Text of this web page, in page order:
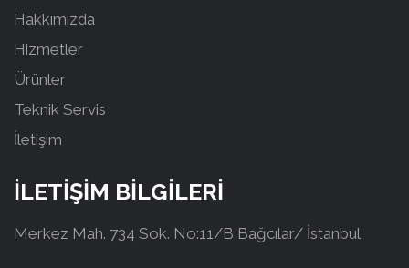
Hakkımızda
Hizmetler
Ürünler
Teknik Servis
İletişim
İLETİŞİM BİLGİLERİ
Merkez Mah. 734 Sok. No:11/B Bağcılar/ İstanbul